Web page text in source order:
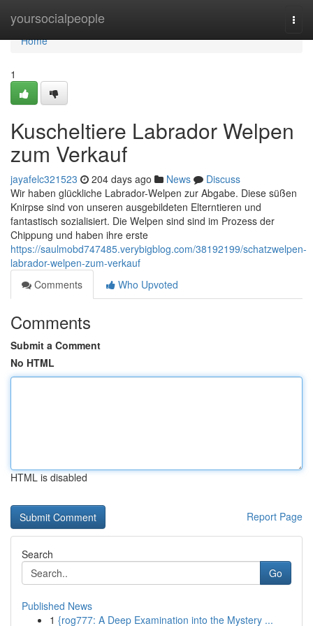
yoursocialpeople
Home
Home
1
Kuscheltiere Labrador Welpen
zum Verkauf
jayafelc321523 204 days ago News
Discuss
Wir haben glückliche Labrador-Welpen zur Abgabe. Diese süßen
Knirpse sind von unseren ausgebildeten Elterntieren und
fantastisch sozialisiert. Die Welpen sind sind im Prozess der
Chippung und haben ihre erste
https://saulmobd747485.verybigblog.com/38192199/schatzwelpen-
labrador-welpen-zum-verkauf
Comments
Who Upvoted
Comments
Submit a Comment
No HTML
HTML is disabled
Report Page
Search
Go
Published News
1 {rog777: A Deep Examination into the Mystery ...